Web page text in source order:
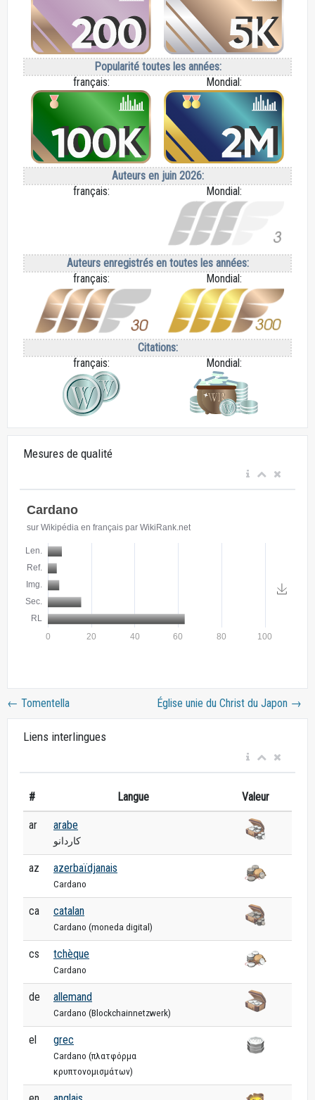
Popularité toutes les années:
français:
Mondial:
Auteurs en juin 2026:
français:
Mondial:
Auteurs enregistrés en toutes les années:
français:
Mondial:
Citations:
français:
Mondial:
Mesures de qualité
← Tomentella Église unie du Christ du Japon →
Liens interlingues
# Langue Valeur
ar arabe
كاردانو
az azerbaïdjanais
Cardano
ca catalan
Cardano (moneda digital)
cs tchèque
Cardano
de allemand
Cardano (Blockchainnetzwerk)
el grec
Cardano (πλατφόρμα
κρυπτονομισμάτων)